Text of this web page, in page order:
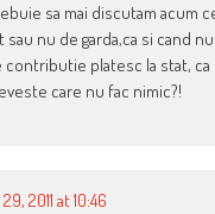
sa mai discutam acum
nu de garda,ca si cand
contributie platesc la stat, ca
care nu fac nimic?!
2011 at 10:46